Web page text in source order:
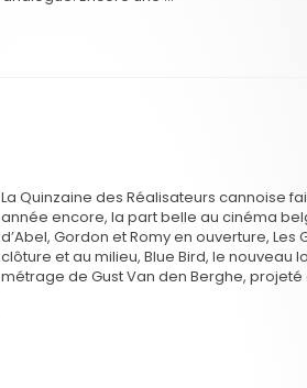
La Quinzaine des Réalisateurs cannoise
année encore, la part belle au cinéma
d’Abel, Gordon et Romy en ouverture, Les
clôture et au milieu, Blue Bird, le nouveau
métrage de Gust Van den Berghe, projeté